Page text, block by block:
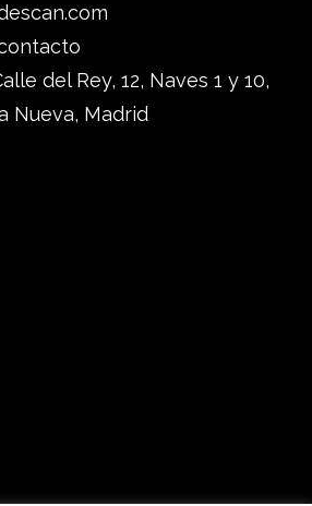
del Rey, 12, Naves 1 y 10,
Nueva, Madrid